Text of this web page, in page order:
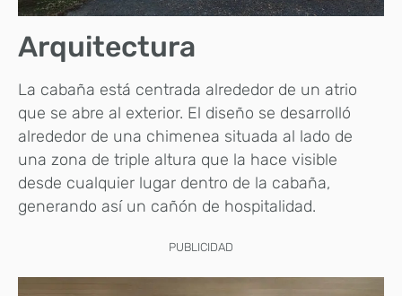
Arquitectura
La cabaña está centrada alrededor de un atrio
que se abre al exterior. El diseño se desarrolló
alrededor de una chimenea situada al lado de
una zona de triple altura que la hace visible
desde cualquier lugar dentro de la cabaña,
generando así un cañón de hospitalidad.
PUBLICIDAD